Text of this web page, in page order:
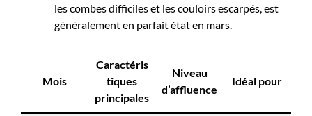
les combes difficiles et les couloirs escarpés, est
généralement en parfait état en mars.
Mois
Caractéris
tiques
principales
Niveau
d’affluence
Idéal pour